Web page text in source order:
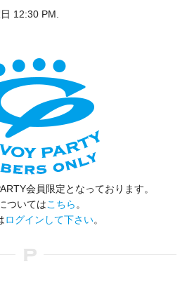
12:30 PM.
会員限定となっております。
ついてはこちら 。
ログインして下さい。